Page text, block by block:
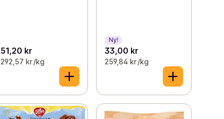
51,20 kr
292,57 kr /kg
Ny!
33,00 kr
259,84 kr /kg